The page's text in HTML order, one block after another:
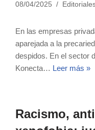
08/04/2025
En las empresas
aparejada a la
despidos. En el sector
Konecta… Leer más »
Racismo,